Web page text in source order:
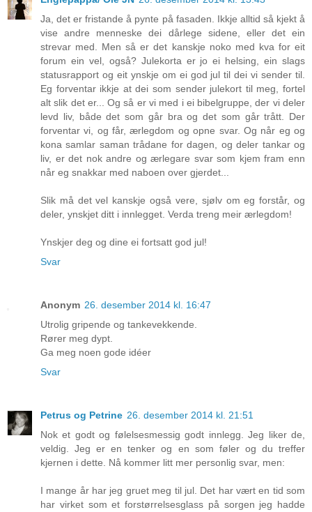
Ja, det er fristande å pynte på fasaden. Ikkje alltid så kjekt å
vise andre menneske dei dårlege sidene, eller det ein
strevar med. Men så er det kanskje noko med kva for eit
forum ein vel, også? Julekorta er jo ei helsing, ein slags
statusrapport og eit ynskje om ei god jul til dei vi sender til.
Eg forventar ikkje at dei som sender julekort til meg, fortel
alt slik det er... Og så er vi med i ei bibelgruppe, der vi deler
levd liv, både det som går bra og det som går trått. Der
forventar vi, og får, ærlegdom og opne svar. Og når eg og
kona samlar saman trådane for dagen, og deler tankar og
liv, er det nok andre og ærlegare svar som kjem fram enn
når eg snakkar med naboen over gjerdet...
Slik må det vel kanskje også vere, sjølv om eg forstår, og
deler, ynskjet ditt i innlegget. Verda treng meir ærlegdom!
Ynskjer deg og dine ei fortsatt god jul!
Svar
Anonym 26. desember 2014 kl. 16:47
Utrolig gripende og tankevekkende.
Rører meg dypt.
Ga meg noen gode idéer
Svar
Petrus og Petrine 26. desember 2014 kl. 21:51
Nok et godt og følelsesmessig godt innlegg. Jeg liker de,
veldig. Jeg er en tenker og en som føler og du treffer
kjernen i dette. Nå kommer litt mer personlig svar, men:
I mange år har jeg gruet meg til jul. Det har vært en tid som
har virket som et forstørrelsesglass på sorgen jeg hadde